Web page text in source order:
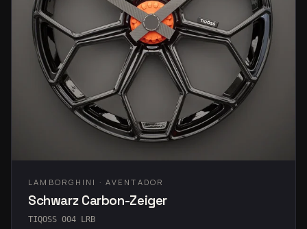
LAMBORGHINI · AVENTADOR
Schwarz Carbon-Zeiger
TIQOSS 004 LRB